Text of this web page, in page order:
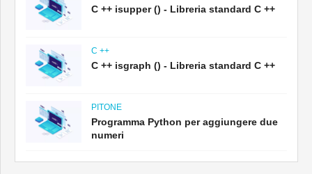
C ++ isupper () - Libreria standard C ++
C ++
C ++ isgraph () - Libreria standard C ++
PITONE
Programma Python per aggiungere due
numeri